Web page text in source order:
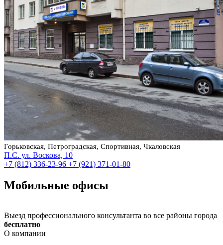
Горьковская, Петроградская, Спортивная, Чкаловская
П.С. ул. Воскова, 10
+7 (812) 336-23-96 +7 (921) 371-01-80
Мобильные офисы
Выезд профессионального консультанта во все районы города
бесплатно
О компании